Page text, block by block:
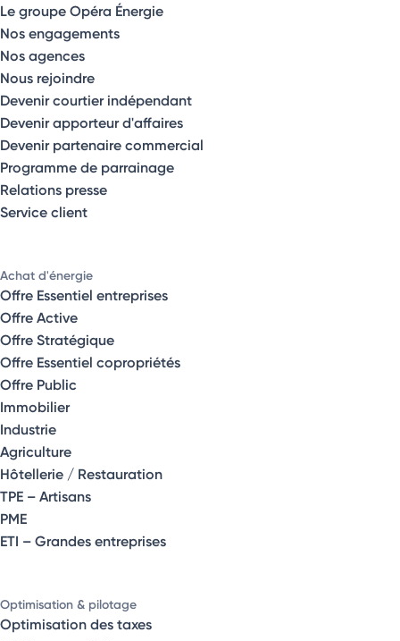
Le groupe Opéra Énergie
Nos engagements
Nos agences
Nous rejoindre
Devenir courtier indépendant
Devenir apporteur d'affaires
Devenir partenaire commercial
Programme de parrainage
Relations presse
Service client
Achat d'énergie
Offre Essentiel entreprises
Offre Active
Offre Stratégique
Offre Essentiel copropriétés
Offre Public
Immobilier
Industrie
Agriculture
Hôtellerie / Restauration
TPE – Artisans
PME
ETI – Grandes entreprises
Optimisation & pilotage
Optimisation des taxes